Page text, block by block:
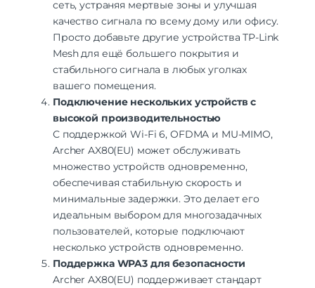
сеть, устраняя мертвые зоны и улучшая
качество сигнала по всему дому или офису.
Просто добавьте другие устройства TP-Link
Mesh для ещё большего покрытия и
стабильного сигнала в любых уголках
вашего помещения.
Подключение нескольких устройств с
высокой производительностью
С поддержкой Wi-Fi 6, OFDMA и MU-MIMO,
Archer AX80(EU) может обслуживать
множество устройств одновременно,
обеспечивая стабильную скорость и
минимальные задержки. Это делает его
идеальным выбором для многозадачных
пользователей, которые подключают
несколько устройств одновременно.
Поддержка WPA3 для безопасности
Archer AX80(EU) поддерживает стандарт